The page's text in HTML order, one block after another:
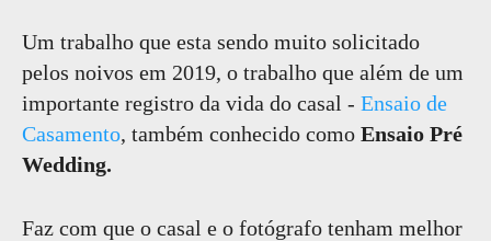
Um trabalho que esta sendo muito solicitado
pelos noivos em 2019, o trabalho que além de um
importante registro da vida do casal - Ensaio de
Casamento, também conhecido como Ensaio Pré
Wedding.
Faz com que o casal e o fotógrafo tenham melhor